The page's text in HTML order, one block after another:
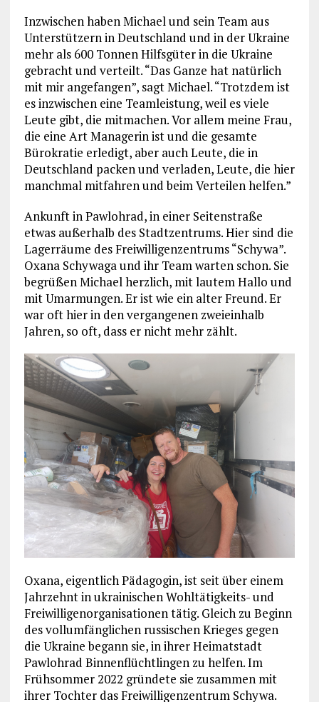
Inzwischen haben Michael und sein Team aus
Unterstützern in Deutschland und in der Ukraine
mehr als 600 Tonnen Hilfsgüter in die Ukraine
gebracht und verteilt. “Das Ganze hat natürlich
mit mir angefangen”, sagt Michael. “Trotzdem ist
es inzwischen eine Teamleistung, weil es viele
Leute gibt, die mitmachen. Vor allem meine Frau,
die eine Art Managerin ist und die gesamte
Bürokratie erledigt, aber auch Leute, die in
Deutschland packen und verladen, Leute, die hier
manchmal mitfahren und beim Verteilen helfen.”
Ankunft in Pawlohrad, in einer Seitenstraße
etwas außerhalb des Stadtzentrums. Hier sind die
Lagerräume des Freiwilligenzentrums “Schywa”.
Oxana Schywaga und ihr Team warten schon. Sie
begrüßen Michael herzlich, mit lautem Hallo und
mit Umarmungen. Er ist wie ein alter Freund. Er
war oft hier in den vergangenen zweieinhalb
Jahren, so oft, dass er nicht mehr zählt.
Oxana, eigentlich Pädagogin, ist seit über einem
Jahrzehnt in ukrainischen Wohltätigkeits- und
Freiwilligenorganisationen tätig. Gleich zu Beginn
des vollumfänglichen russischen Krieges gegen
die Ukraine begann sie, in ihrer Heimatstadt
Pawlohrad Binnenflüchtlingen zu helfen. Im
Frühsommer 2022 gründete sie zusammen mit
ihrer Tochter das Freiwilligenzentrum Schywa.